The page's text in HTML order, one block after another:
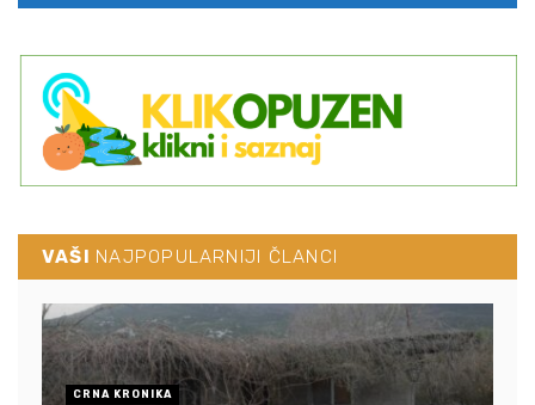
VAŠI NAJPOPULARNIJI ČLANCI
CRNA KRONIKA